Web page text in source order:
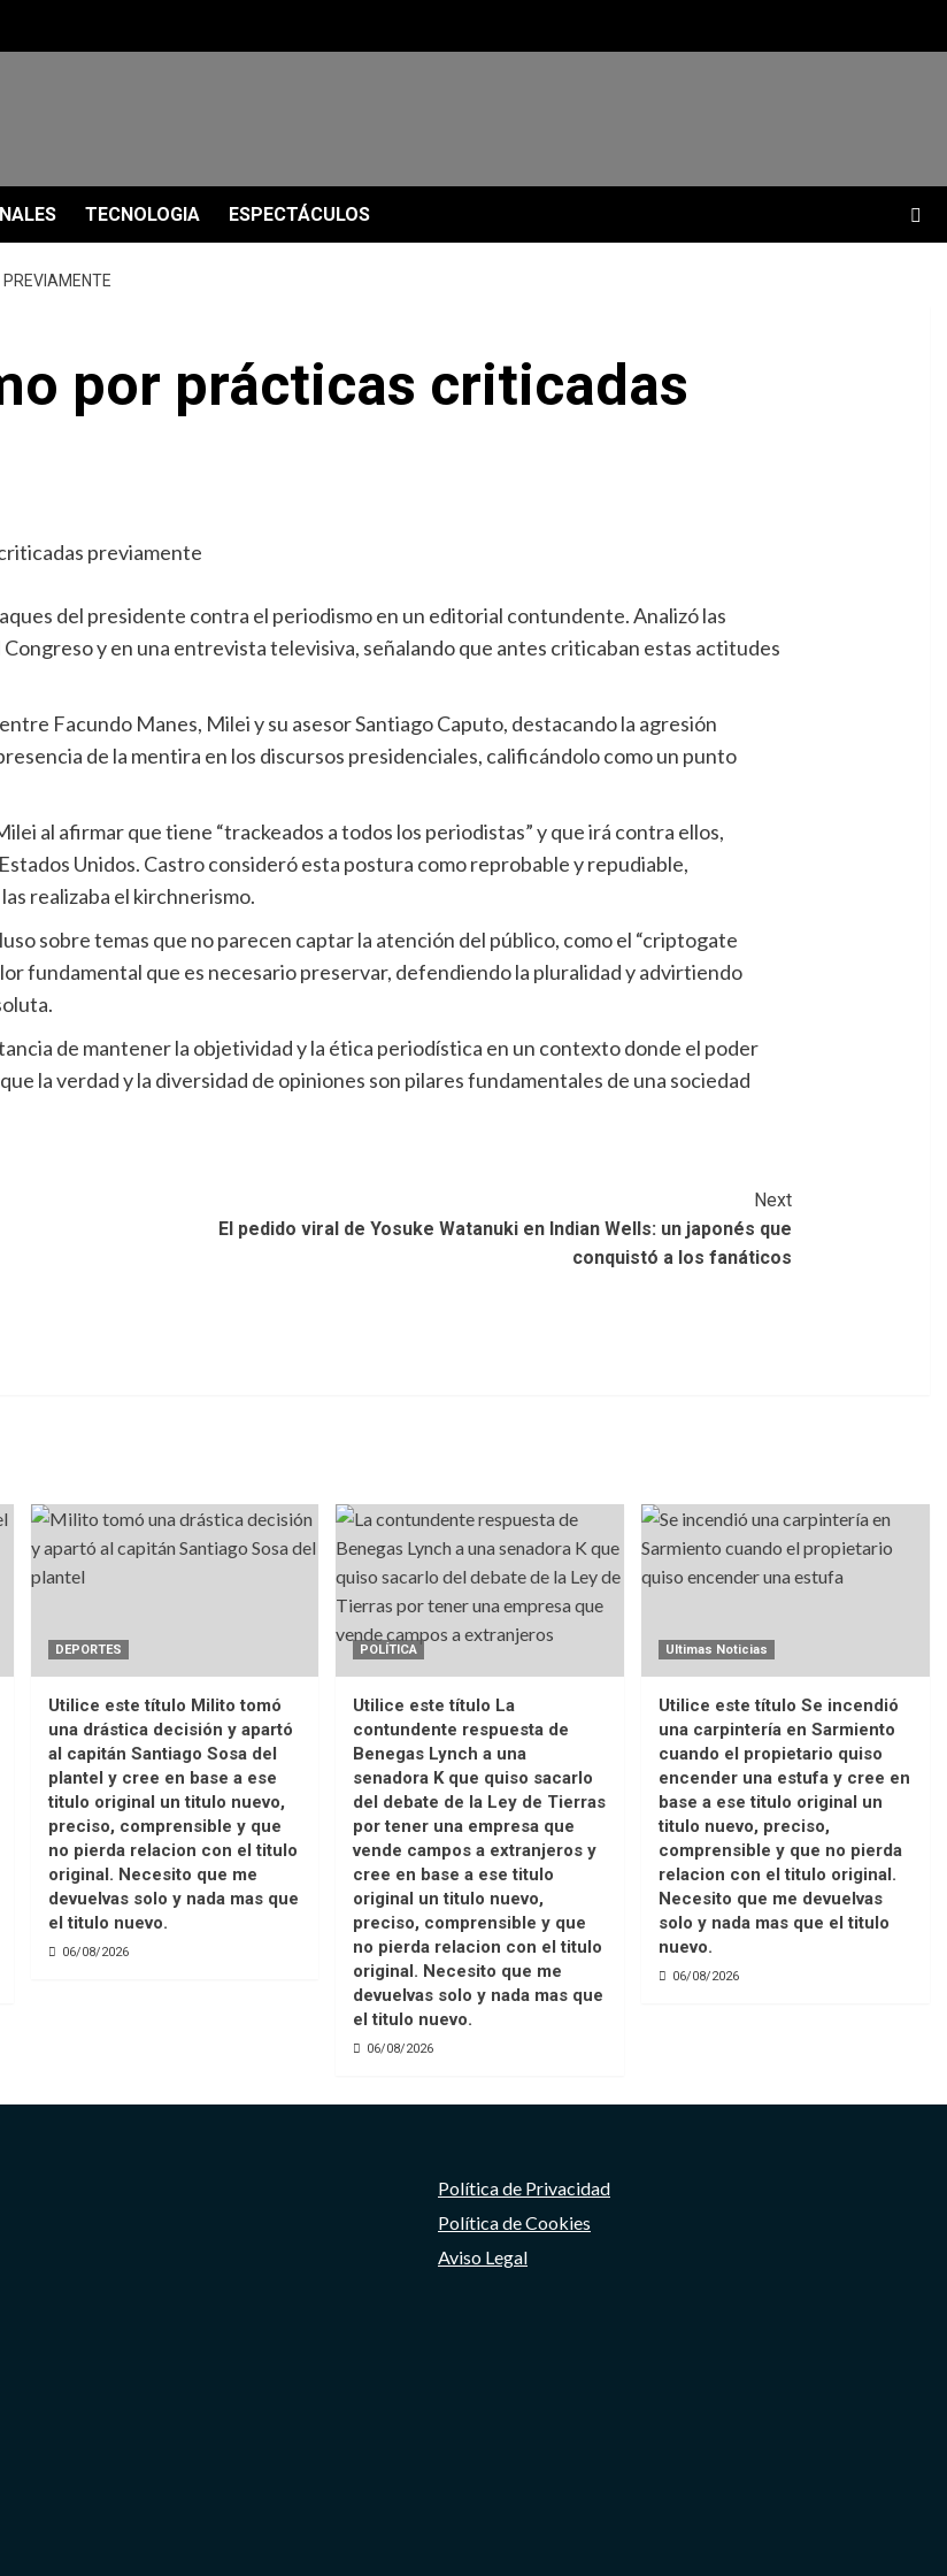
TECNOLOGIA ESPECTÁCULOS
por prácticas criticadas
del presidente contra el periodismo en un editorial contundente. Analizó las
y en una entrevista televisiva, señalando que antes criticaban estas actitudes
Facundo Manes, Milei y su asesor Santiago Caputo, destacando la agresión
de la mentira en los discursos presidenciales, calificándolo como un punto
al afirmar que tiene “trackeados a todos los periodistas” y que irá contra ellos,
Unidos. Castro consideró esta postura como reprobable y repudiable,
realizaba el kirchnerismo.
sobre temas que no parecen captar la atención del público, como el “criptogate
fundamental que es necesario preservar, defendiendo la pluralidad y advirtiendo
de mantener la objetividad y la ética periodística en un contexto donde el poder
la verdad y la diversidad de opiniones son pilares fundamentales de una sociedad
Next
El pedido viral de Yosuke Watanuki en Indian Wells: un japonés que
conquistó a los fanáticos
DEPORTES
Utilice este título Milito tomó
una drástica decisión y apartó
al capitán Santiago Sosa del
plantel y cree en base a ese
titulo original un titulo nuevo,
preciso, comprensible y que
no pierda relacion con el titulo
original. Necesito que me
devuelvas solo y nada mas que
el titulo nuevo.
06/08/2026
POLÍTICA
Utilice este título La
contundente respuesta de
Benegas Lynch a una
senadora K que quiso sacarlo
del debate de la Ley de Tierras
por tener una empresa que
vende campos a extranjeros y
cree en base a ese titulo
original un titulo nuevo,
preciso, comprensible y que
no pierda relacion con el titulo
original. Necesito que me
devuelvas solo y nada mas que
el titulo nuevo.
06/08/2026
Ultimas Noticias
Utilice este título Se incendió
una carpintería en Sarmiento
cuando el propietario quiso
encender una estufa y cree en
base a ese titulo original un
titulo nuevo, preciso,
comprensible y que no pierda
relacion con el titulo original.
Necesito que me devuelvas
solo y nada mas que el titulo
nuevo.
06/08/2026
Política de Privacidad
Política de Cookies
Aviso Legal